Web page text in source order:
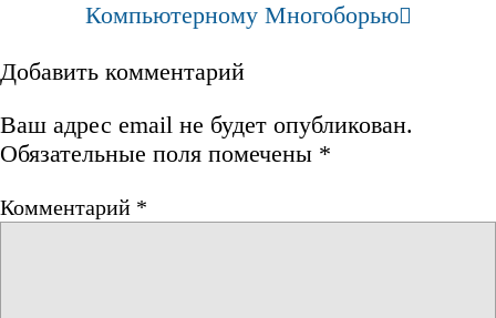
Компьютерному Многоборью
Добавить комментарий
Ваш адрес email не будет опубликован.
Обязательные поля помечены *
Комментарий *